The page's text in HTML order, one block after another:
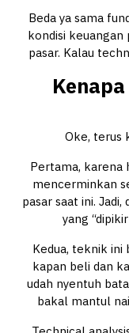
Beda ya sama
kondisi keuangan
pasar. Kalau
Oke, terus
Pertama, karena
mencerminkan
pasar saat ini.
yang
Kedua, teknik ini
kapan beli dan
udah nyentuh
bakal mantul